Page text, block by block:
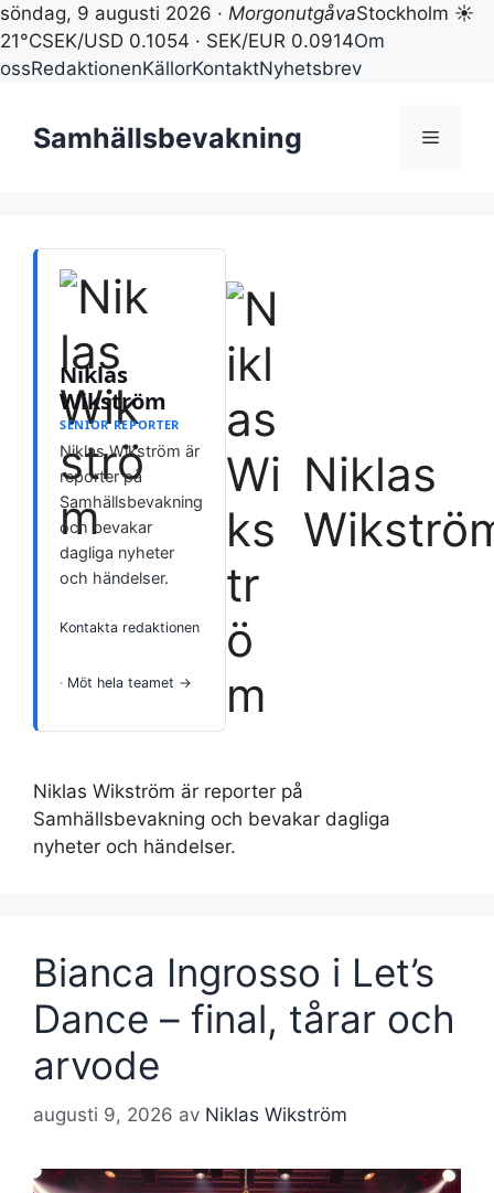
söndag, 9 augusti 2026 · MorgonutgåvaStockholm ☀
21°CSEK/USD 0.1054 · SEK/EUR 0.0914Om
ossRedaktionenKällorKontaktNyhetsbrev
innehållSamhällsbevakning Meny
Niklas
Wikström
SENIOR REPORTER
Niklas Wikström är
reporter på
Samhällsbevakning
och bevakar
dagliga nyheter
och händelser.
Kontakta redaktionen
· Möt hela teamet →
Niklas
Niklas Wikström är reporter på
Samhällsbevakning och bevakar dagliga
nyheter och händelser.
Bianca Ingrosso i Let’s
Dance – final, tårar och
arvode
augusti 9, 2026 av Niklas Wikström